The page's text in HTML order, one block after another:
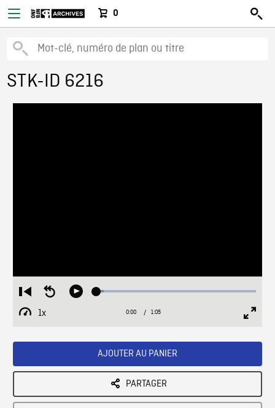
0
STK-ID 6216
Restart
from
beginning
Seek
Play Loaded:
1x
Playback
Current
0:00 / Duration
1:05
AJOUTER AU PANIER
PARTAGER